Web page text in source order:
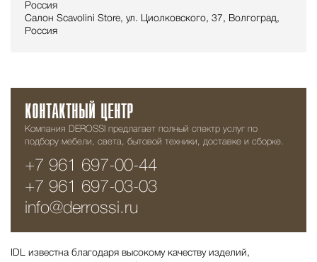
Россия
Салон Scavolini Store, ул. Циолковского, 37, Волгоград,
Россия
КОНТАКТНЫЙ ЦЕНТР
Компания DEROSSI предлагает полный спектр услуг по
подбору мебели, света, бытовой техники, доставке и сборке.
+7 961 697-00-44
+7 961 697-03-03
info@derrossi.ru
IDL известна благодаря высокому качеству изделий,